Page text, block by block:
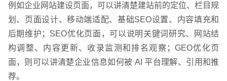
例如企业网站建设页面，可以讲清楚建站前的定位、栏目规
划、页面设计、移动端适配、基础SEO设置、内容填充和
后期维护；SEO优化页面，可以说明关键词研究、网站结
构调整、内容更新、收录监测和排名观察；GEO优化页
面，则可以讲清楚企业信息如何被 AI 平台理解、引用和推
荐。